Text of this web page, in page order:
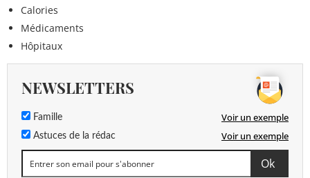
Calories
Médicaments
Hôpitaux
NEWSLETTERS
Famille Voir un exemple
Astuces de la rédac Voir un exemple